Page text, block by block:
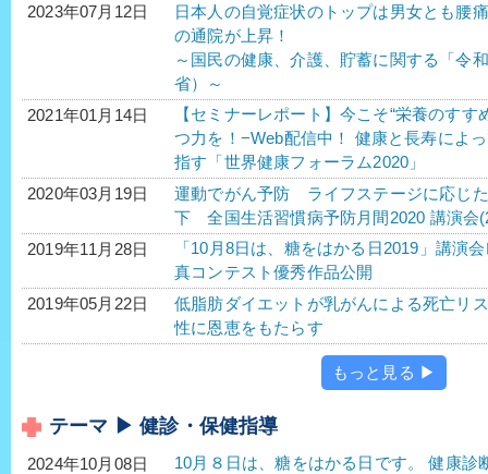
2023年07月12日
日本人の自覚症状のトップは男女とも腰
の通院が上昇！
～国民の健康、介護、貯蓄に関する「令
省）～
2021年01月14日
【セミナーレポート】今こそ“栄養のす
つ力を！−Web配信中！ 健康と長寿によ
指す「世界健康フォーラム2020」
2020年03月19日
運動でがん予防 ライフステージに応じ
下 全国生活習慣病予防月間2020 講演会
2019年11月28日
「10月8日は、糖をはかる日2019」講演
真コンテスト優秀作品公開
2019年05月22日
低脂肪ダイエットが乳がんによる死亡リ
性に恩恵をもたらす
もっと見る ▶
テーマ ▶ 健診・保健指導
2024年10月08日
10月８日は、糖をはかる日です。 健康